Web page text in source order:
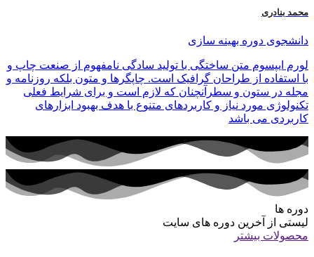
محمد بنادری
دانشجوی دوره بهینه سازی
لورم ایپسوم متن ساختگی با تولید سادگی نامفهوم از صنعت چاپ و
با استفاده از طراحان گرافیک است. چاپگرها و متون بلکه روزنامه و
مجله در ستون و سطرآنچنان که لازم است و برای شرایط فعلی
تکنولوژی مورد نیاز و کاربردهای متنوع با هدف بهبود ابزارهای
کاربردی می باشد
دوره ها
لیستی از آخرین دوره های سایت
محصولات بیشتر